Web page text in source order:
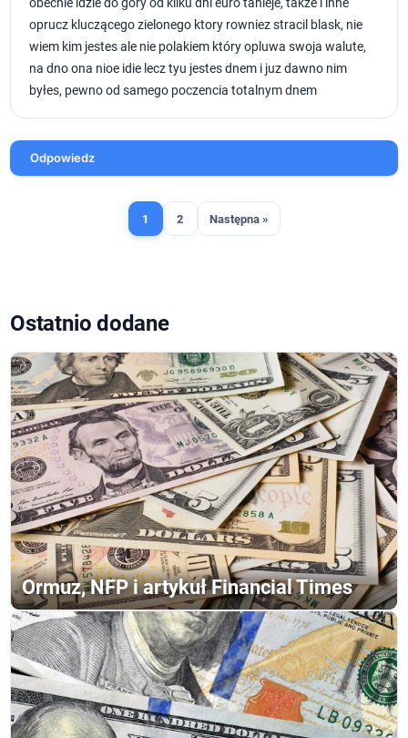
oprucz kluczącego zielonego ktory rowniez stracil blask, nie
wiem kim jestes ale nie polakiem który opluwa swoja walute,
na dno ona nioe idie lecz tyu jestes dnem i juz dawno nim
byłes, pewno od samego poczencia totalnym dnem
Odpowiedz
1 2 Następna »
Ostatnio dodane
Ormuz, NFP i artykuł Financial Times